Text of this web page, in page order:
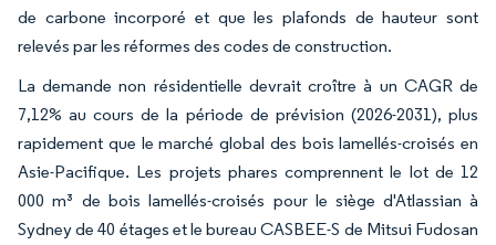
de carbone incorporé et que les plafonds de hauteur sont
relevés par les réformes des codes de construction.
La demande non résidentielle devrait croître à un CAGR de
7,12% au cours de la période de prévision (2026-2031), plus
rapidement que le marché global des bois lamellés-croisés en
Asie-Pacifique. Les projets phares comprennent le lot de 12
000 m³ de bois lamellés-croisés pour le siège d'Atlassian à
Sydney de 40 étages et le bureau CASBEE-S de Mitsui Fudosan